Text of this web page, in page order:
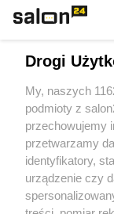
Sport
Kultura
Drogi
My, naszych
podmioty z
przechowujemy
przetwarzamy
identyfikatory,
urządzenie czy